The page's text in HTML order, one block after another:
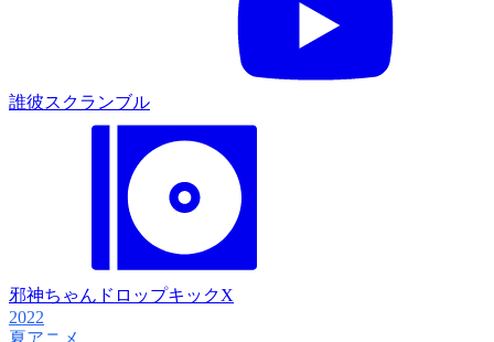
誰彼スクランブル
邪神ちゃんドロップキックX
2022
夏アニメ